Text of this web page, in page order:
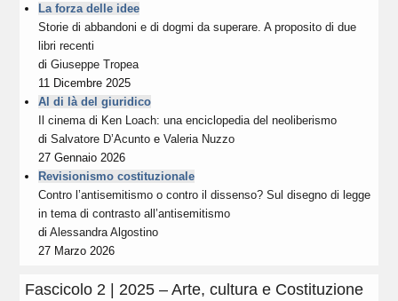
La forza delle idee
Storie di abbandoni e di dogmi da superare. A proposito di due
libri recenti
diGiuseppe Tropea
11 Dicembre 2025
Al di là del giuridico
Il cinema di Ken Loach: una enciclopedia del neoliberismo
diSalvatore D’Acunto eValeria Nuzzo
27 Gennaio 2026
Revisionismo costituzionale
Contro l’antisemitismo o contro il dissenso? Sul disegno di legge
in tema di contrasto all’antisemitismo
diAlessandra Algostino
27 Marzo 2026
Fascicolo 2 | 2025 – Arte, cultura e Costituzione